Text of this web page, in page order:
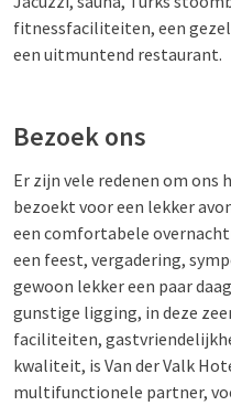
fitnessfaciliteiten, een
een uitmuntend restaurant.
Bezoek ons
Er zijn vele redenen om ons
bezoekt voor een lekker
een comfortabele
een feest, vergadering,
gewoon lekker een paar
gunstige ligging, in deze
faciliteiten,
kwaliteit, is Van der Valk
multifunctionele partner,